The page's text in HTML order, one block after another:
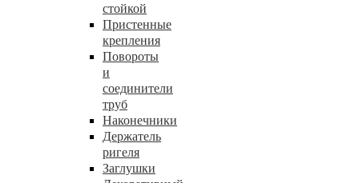
стойкой
Пристенные
крепления
Повороты
и
соединители
труб
Наконечники
Держатель
ригеля
Заглушки